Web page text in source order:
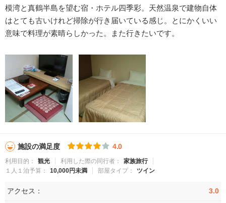
模湾と真鶴半島を望む宿・ホテル四季彩。天然温泉で建物自体
はとても古いけれど掃除が行き届いている感じ。とにかくいい
意味で料理が素晴らしかった。また行きたいです。
施設の満足度 4.0
利用目的： 観光 利用した際の同行者：
家族旅行
１人１泊予算：
10,000円未満 部屋タイプ： ツイン
アクセス： 3.0